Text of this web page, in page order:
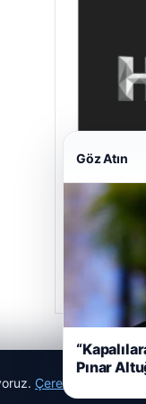
Prenses
29/04/2026
Çerez Politikamız
Göz Atın
Pınar